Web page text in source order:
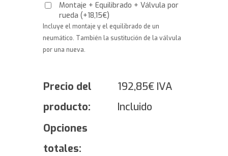
Montaje + Equilibrado + Válvula por
rueda(+18,15€)
Incluye el montaje y el equilibrado de un
neumático. También la sustitución de la válvula
por una nueva.
Precio del
producto:
192,85€ IVA
Incluido
Opciones
totales: